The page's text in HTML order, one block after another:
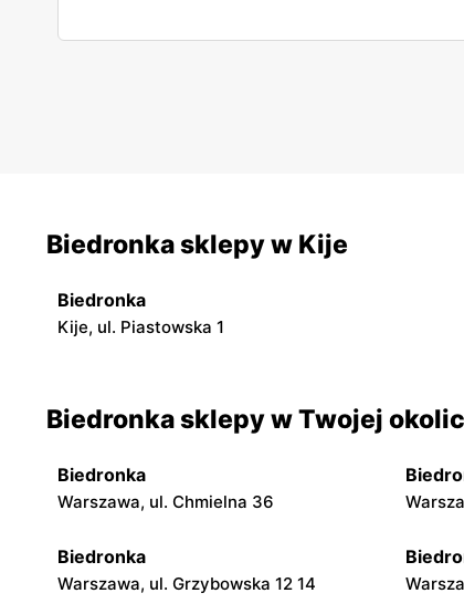
grilla węglowego po gazowego Landmanna za 1199 zł. W
Biedronka sklepy w Kije
Biedronka
Kije, ul. Piastowska 1
Biedronka sklepy w Twojej
Biedronka
Warszawa, ul. Chmielna 36
Biedronka
Warszawa, ul. Grzybowska 12 14